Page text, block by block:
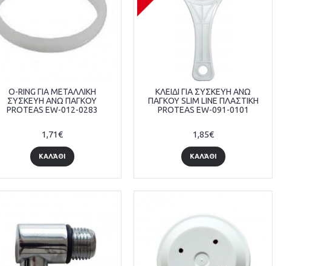
O-RING ΓΙΑ ΜΕΤΑΛΛΙΚΗ
ΣΥΣΚΕΥΗ ΑΝΩ ΠΑΓΚΟΥ
PROTEAS EW-012-0283
1,71€
ΚΑΛΆΘΙ
ΚΛΕΙΔΙ ΓΙΑ ΣΥΣΚΕΥΗ ΑΝΩ
ΠΑΓΚΟΥ SLIM LINE ΠΛΑΣΤΙΚΗ
PROTEAS EW-091-0101
1,85€
ΚΑΛΆΘΙ